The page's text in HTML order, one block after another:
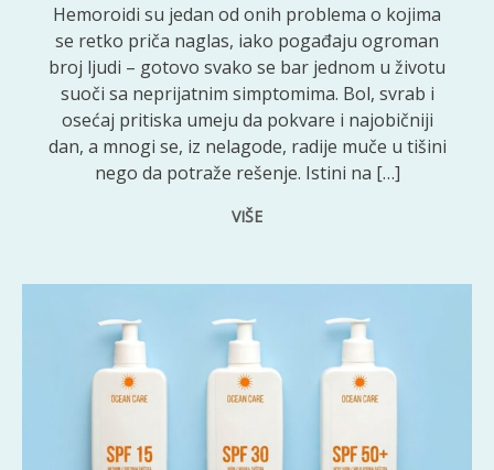
Hemoroidi su jedan od onih problema o kojima
se retko priča naglas, iako pogađaju ogroman
broj ljudi – gotovo svako se bar jednom u životu
suoči sa neprijatnim simptomima. Bol, svrab i
osećaj pritiska umeju da pokvare i najobičniji
dan, a mnogi se, iz nelagode, radije muče u tišini
nego da potraže rešenje. Istini na […]
VIŠE